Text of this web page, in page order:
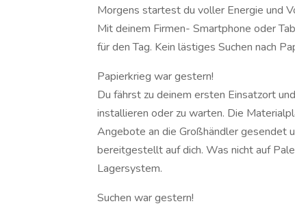
Morgens startest du voller Energie und
Mit deinem Firmen- Smartphone oder
für den Tag. Kein lästiges Suchen nach
Papierkrieg war gestern!
Du fährst zu deinem ersten Einsatzort
installieren oder zu warten. Die
Angebote an die Großhändler gesendet
bereitgestellt auf dich. Was nicht auf
Lagersystem.
Suchen war gestern!